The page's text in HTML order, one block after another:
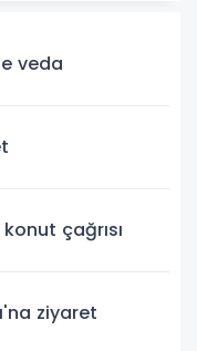
veda
çağrısı
ziyaret